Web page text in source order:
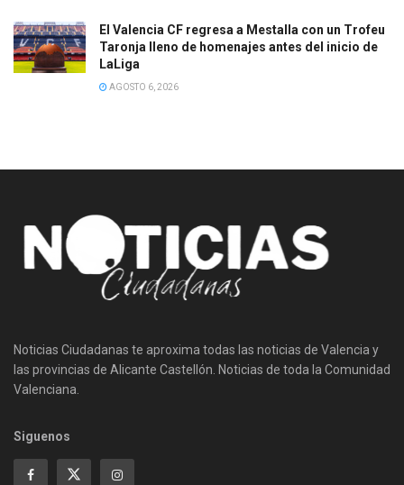
El Valencia CF regresa a Mestalla con un Trofeu
Taronja lleno de homenajes antes del inicio de
LaLiga
AGOSTO 6, 2026
Noticias Ciudadanas te aproxima todas las noticias de Valencia y
las provincias de Alicante Castellón. Noticias de toda la Comunidad
Valenciana.
Siguenos